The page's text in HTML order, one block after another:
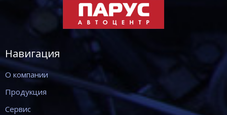
Навигация
О компании
Продукция
Сервис